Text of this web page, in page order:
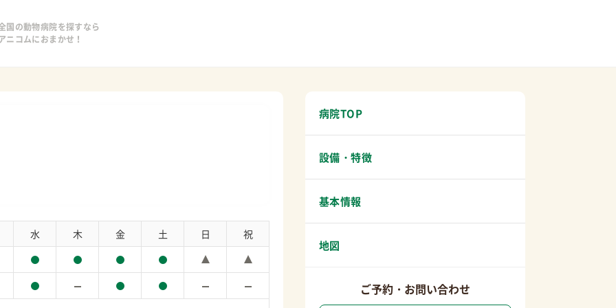
国の動物病院を探すなら
ニコムにおまかせ！
病院TOP
設備・特徴
基本情報
地図
ご予約・お問い合わせ
水 木 金 土 日 祝